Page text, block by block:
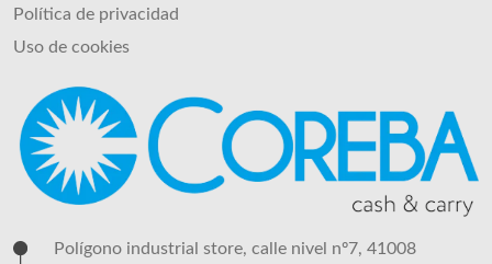
Política de privacidad
Uso de cookies
Polígono industrial store, calle nivel nº7, 41008